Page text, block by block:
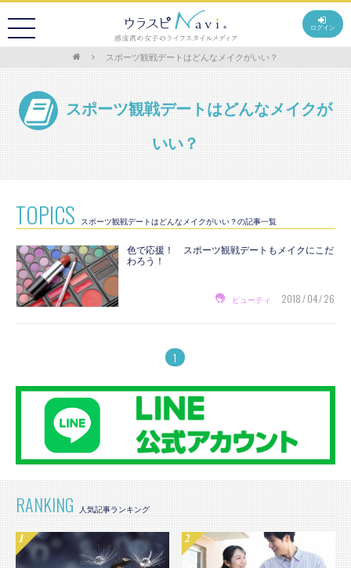
ログイン
スポーツ観戦デートはどんなメイクがいい？
スポーツ観戦デートはどんなメイクが
いい？
TOPICS スポーツ観戦デートはどんなメイクがいい？の記事一覧
色で応援！ スポーツ観戦デートもメイクにこだ
わろう！
ビューティ 2018 / 04 / 26
1
RANKING